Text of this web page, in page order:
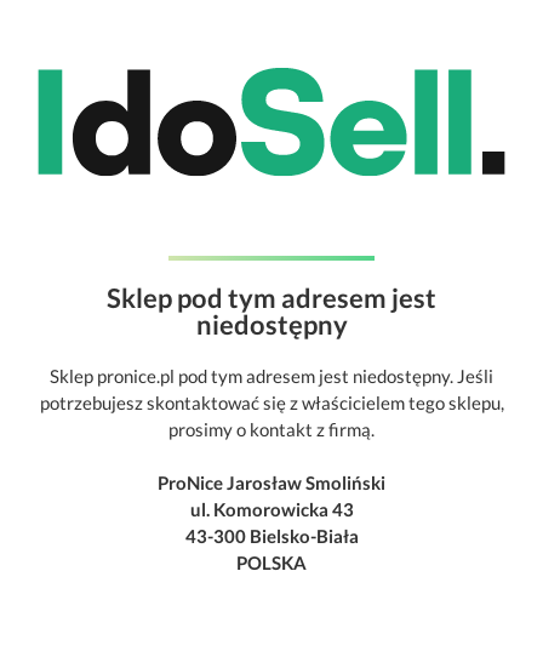
Sklep pod tym adresem jest
niedostępny
Sklep pronice.pl pod tym adresem jest niedostępny. Jeśli
potrzebujesz skontaktować się z właścicielem tego sklepu,
prosimy o kontakt z firmą.
ProNice Jarosław Smoliński
ul. Komorowicka 43
43-300 Bielsko-Biała
POLSKA